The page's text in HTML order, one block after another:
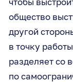
общество
другой
в точку
разделяет со
по